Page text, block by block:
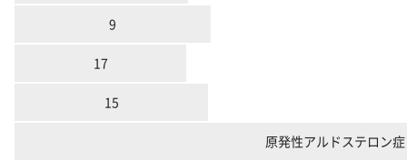
9
17
15
原発性アルドステロン症